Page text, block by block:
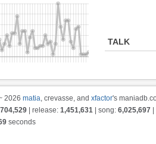
TALK
2026 matia, crevasse, and xfactor's
704,529 | release: 1,451,631 | song: 6,025,697
seconds